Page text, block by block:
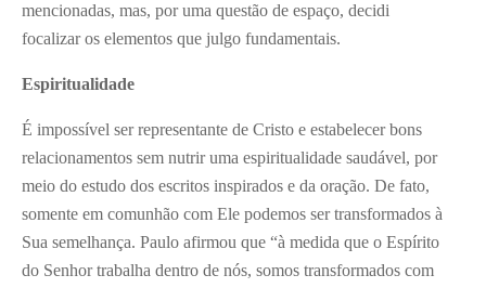
mencionadas, mas, por uma questão de espaço, decidi
focalizar os elementos que julgo fundamentais.
Espiritualidade
É impossível ser representante de Cristo e estabelecer bons
relacionamentos sem nutrir uma espiritualidade saudável, por
meio do estudo dos escritos inspirados e da oração. De fato,
somente em comunhão com Ele podemos ser transformados à
Sua semelhança. Paulo afirmou que “à medida que o Espírito
do Senhor trabalha dentro de nós, somos transformados com